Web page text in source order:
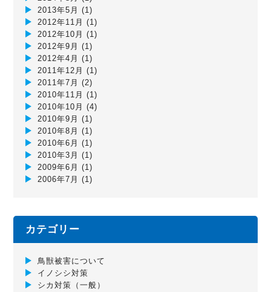
2013年5月 (1)
2012年11月 (1)
2012年10月 (1)
2012年9月 (1)
2012年4月 (1)
2011年12月 (1)
2011年7月 (2)
2010年11月 (1)
2010年10月 (4)
2010年9月 (1)
2010年8月 (1)
2010年6月 (1)
2010年3月 (1)
2009年6月 (1)
2006年7月 (1)
カテゴリー
鳥獣被害について
イノシシ対策
シカ対策（一般）